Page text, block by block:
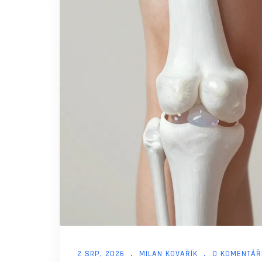
2 SRP, 2026 MILAN KOVAŘÍK 0